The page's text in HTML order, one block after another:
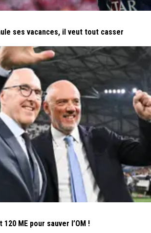
ses vacances, il veut tout casser
ME pour sauver l’OM !